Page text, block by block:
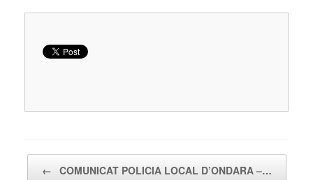
← COMUNICAT POLICIA LOCAL D’ONDARA –…